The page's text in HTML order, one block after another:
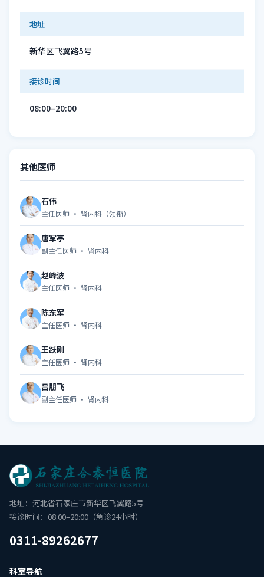
地址
新华区飞翼路5号
接诊时间
08:00–20:00
其他医师
石伟
主任医师 · 肾内科（领衔）
唐军亭
副主任医师 · 肾内科
赵峰波
主任医师 · 肾内科
陈东军
主任医师 · 肾内科
王跃刚
主任医师 · 肾内科
吕朋飞
副主任医师 · 肾内科
地址：河北省石家庄市新华区飞翼路5号
接诊时间：08:00–20:00（急诊24小时）
0311-89262677
科室导航